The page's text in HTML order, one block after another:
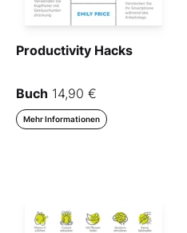
Productivity Hacks
Buch 14,90 €
Mehr Informationen